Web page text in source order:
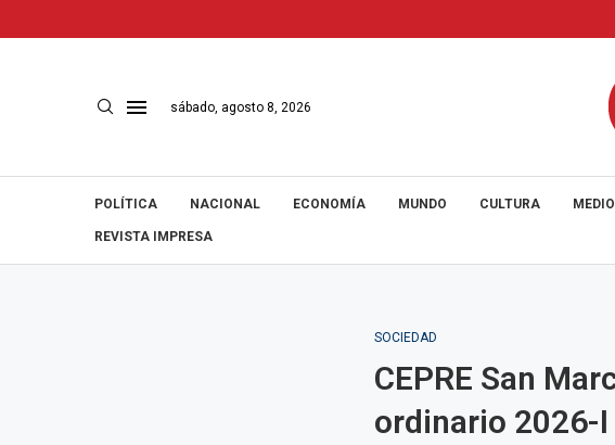
sábado, agosto 8, 2026
POLÍTICA NACIONAL ECONOMÍA MUNDO CULTURA
REVISTA IMPRESA
SOCIEDAD
CEPRE San
ordinario 2026-